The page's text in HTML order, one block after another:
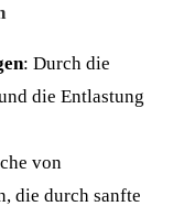
: Durch die
die Entlastung
von
die durch sanfte